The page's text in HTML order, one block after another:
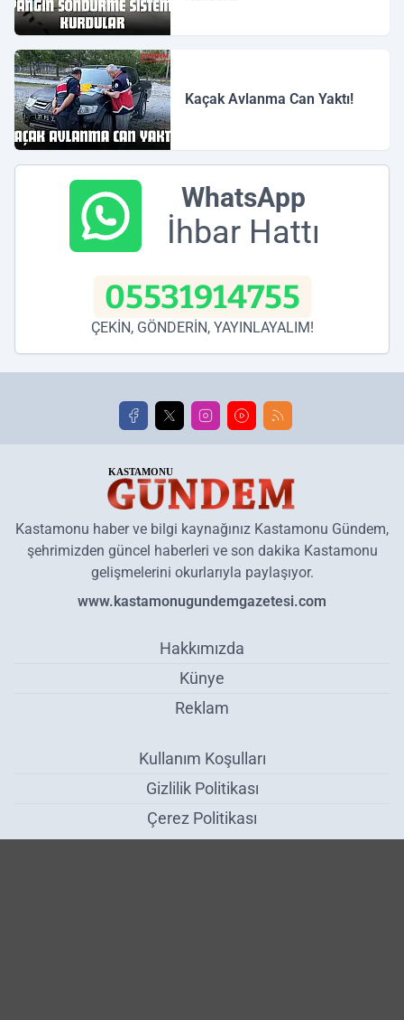
Kaçak Avlanma Can Yaktı!
WhatsApp
İhbar Hattı
05531914755
ÇEKİN, GÖNDERİN, YAYINLAYALIM!
Kastamonu haber ve bilgi kaynağınız Kastamonu Gündem,
şehrimizden güncel haberleri ve son dakika Kastamonu
gelişmelerini okurlarıyla paylaşıyor.
www.kastamonugundemgazetesi.com
Hakkımızda
Künye
Reklam
Kullanım Koşulları
Gizlilik Politikası
Çerez Politikası